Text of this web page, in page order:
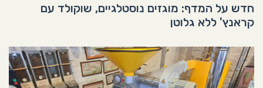
חדש על המדף: מוגזים נוסטלגיים, שוקולד עם
קראנץ' ללא גלוטן